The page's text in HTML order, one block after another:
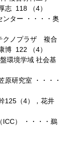
118 （4）
ター ・・・・奥
クノプラザ 複合
122 （4）
環境学域 社会基
研究室 ・・・・
125（4），花井
） ・・・・鵜